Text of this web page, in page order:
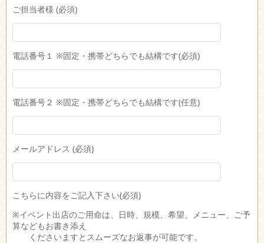
ご担当者様 (必須)
電話番号１ ※固定・携帯どちらでも結構です(必須)
電話番号２ ※固定・携帯どちらでも結構です(任意)
メールアドレス (必須)
こちらに内容をご記入下さい(必須)
※イベント出店のご用命は、日時、規模、希望、メニュー、ご予
算などもお書き添え
くださいますとスムーズなお返事が可能です。